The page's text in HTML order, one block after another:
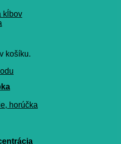
košíku.
kĺbov
horúčka